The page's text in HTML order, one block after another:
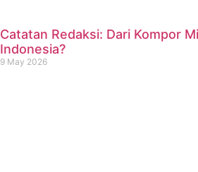
Catatan Redaksi: Dari Kompor
Indonesia?
9 May 2026